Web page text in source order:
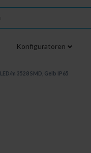
Konfiguratoren
m 3528 SMD, Gelb IP65